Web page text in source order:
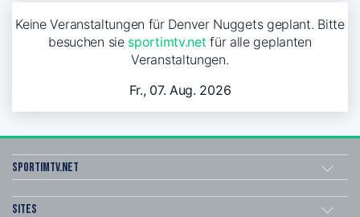
Keine Veranstaltungen für Denver Nuggets geplant. Bitte
besuchen sie sportimtv.net für alle geplanten
Veranstaltungen.
Fr., 07. Aug. 2026
sportimtv.net
Sites